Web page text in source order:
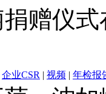
赠仪
企业CSR | 视频 | 年检报